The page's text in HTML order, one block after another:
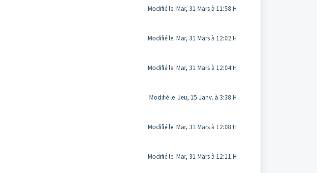
Modifié le Mar, 31 Mars à 11:58 H
Modifié le Mar, 31 Mars à 12:02 H
Modifié le Mar, 31 Mars à 12:04 H
Modifié le Jeu, 15 Janv. à 3:38 H
Modifié le Mar, 31 Mars à 12:08 H
Modifié le Mar, 31 Mars à 12:11 H